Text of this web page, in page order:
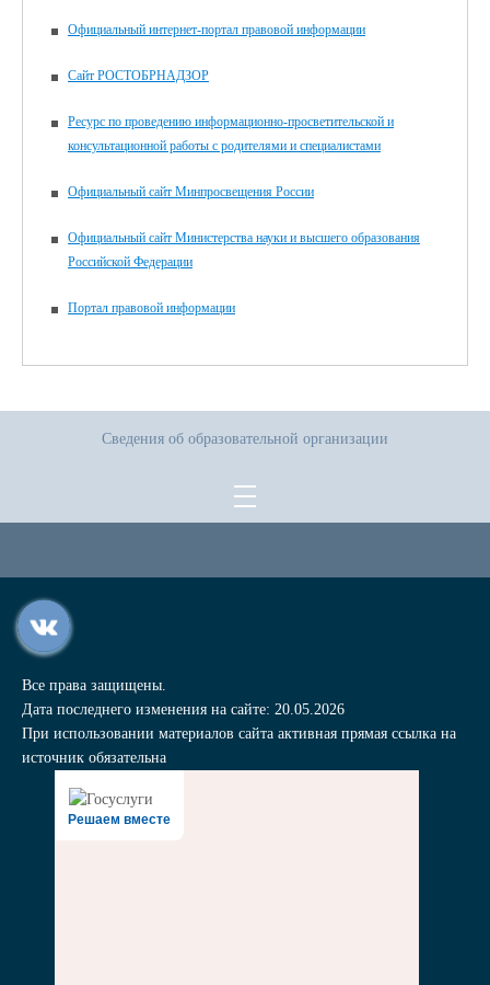
Официальный интернет-портал правовой информации
Сайт РОСТОБРНАДЗОР
Ресурс по проведению информационно-просветительской и
консультационной работы с родителями и специалистами
Официальный сайт Минпросвещения России
Официальный сайт Министерства науки и высшего образования
Российской Федерации
Портал правовой информации
Сведения об образовательной организации
Все права защищены.
Дата последнего изменения на сайте: 20.05.2026
При использовании материалов сайта активная прямая ссылка на
источник обязательна
Решаем вместе